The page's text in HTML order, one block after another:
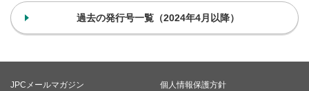
過去の発行号一覧（2024年4月以降）
JPCメールマガジン 個人情報保護方針